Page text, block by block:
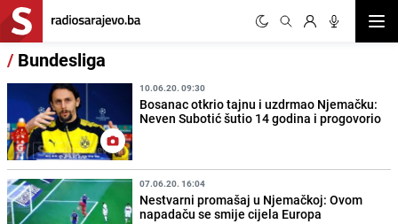
/ Bundesliga
10.06.20. 09:30
Bosanac otkrio tajnu i uzdrmao Njemačku:
Neven Subotić šutio 14 godina i progovorio
07.06.20. 16:04
Nestvarni promašaj u Njemačkoj: Ovom
napadaču se smije cijela Europa